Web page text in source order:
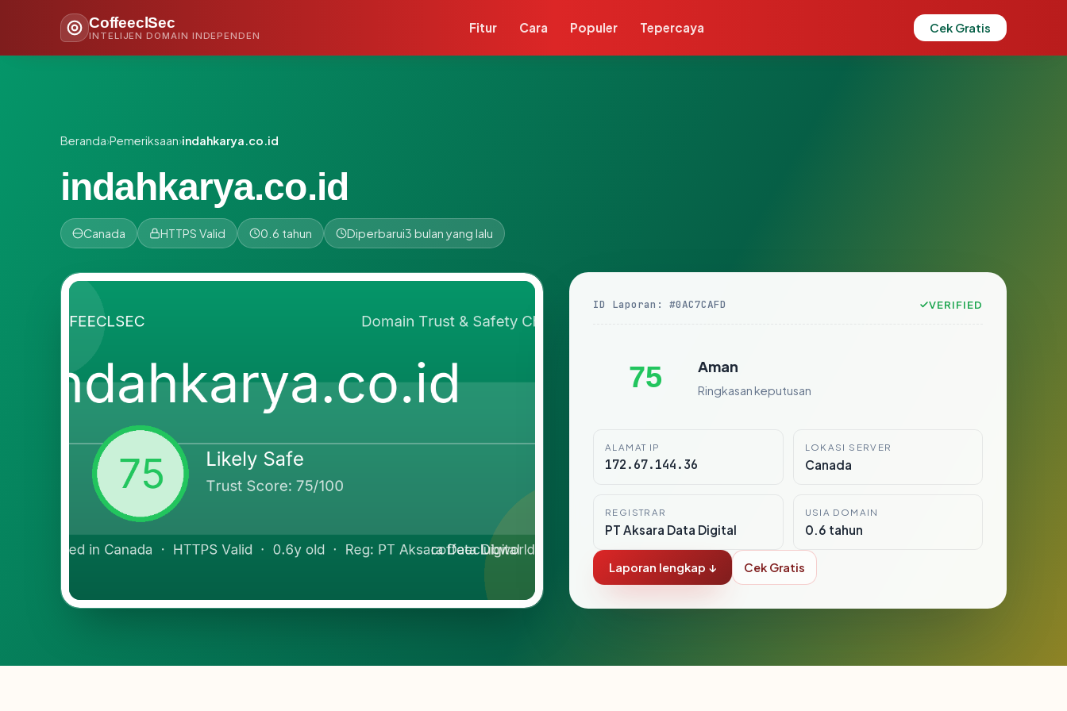
CoffeeclSec
INTELIJEN DOMAIN INDEPENDEN
Fitur Cara Populer Tepercaya Cek Gratis
Beranda›Pemeriksaan›indahkarya.co.id
indahkarya.co.id
Canada HTTPS Valid 0.6 tahun Diperbarui3 bulan yang lalu
ID Laporan: #0AC7CAFD VERIFIED
75 Aman
Ringkasan keputusan
ALAMAT IP
172.67.144.36
LOKASI SERVER
Canada
REGISTRAR
PT Aksara Data Digital
USIA DOMAIN
0.6 tahun
Laporan lengkap ↓ Cek Gratis